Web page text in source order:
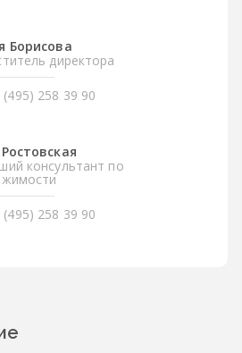
Борисова
директора
(495) 258 39 90
консультант по
(495) 258 39 90